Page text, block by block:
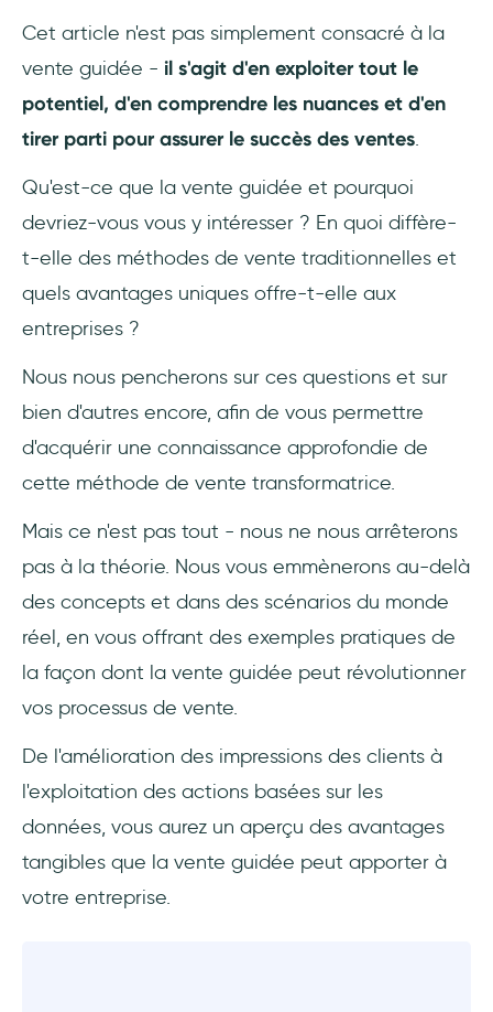
4. Utilisation des données
Les avantages de la vente guidée
les clients
meilleure compréhension de la situation
3- Augmentation des conversions de
4- Processus de vente rationalisé
5- Une meilleure connaissance des
produits
6- Amélioration de la fidélisation des
clients
Exemple de vente guidée : comment cela
fonctionne-t-il ?
Recommandations sur les produits ⚙️
Visite guidée interactive 📱
Suggestions supplémentaires 💬
Assistance en temps réel 🫡
Cet article n'est pas simplement consacré à la
vente guidée - il s'agit d'en exploiter tout le
potentiel, d'en comprendre les nuances et d'en
tirer parti pour assurer le succès des ventes.
Qu'est-ce que la vente guidée et pourquoi
devriez-vous vous y intéresser ? En quoi diffère-
t-elle des méthodes de vente traditionnelles et
quels avantages uniques offre-t-elle aux
entreprises ?
Nous nous pencherons sur ces questions et sur
bien d'autres encore, afin de vous permettre
d'acquérir une connaissance approfondie de
cette méthode de vente transformatrice.
Mais ce n'est pas tout - nous ne nous arrêterons
pas à la théorie. Nous vous emmènerons au-delà
des concepts et dans des scénarios du monde
réel, en vous offrant des exemples pratiques de
la façon dont la vente guidée peut révolutionner
vos processus de vente.
De l'amélioration des impressions des clients à
l'exploitation des actions basées sur les
données, vous aurez un aperçu des avantages
tangibles que la vente guidée peut apporter à
votre entreprise.